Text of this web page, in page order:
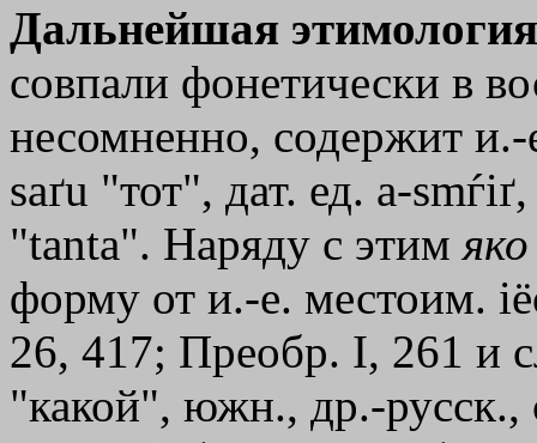
Дальнейшая
совпали фонетически в
несомненно, содержит
saґu "тот", дат. ед. a-
"tanta". Наряду с этим яко
форму от и.-е. местоим.
26, 417; Преобр. I, 261 и
"какой", южн., др.-русск.,